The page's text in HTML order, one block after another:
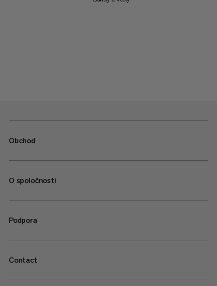
Obchod
O spoločnosti
Podpora
Contact